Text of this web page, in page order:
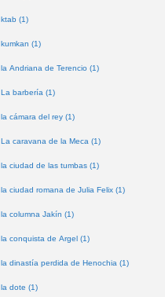
ktab (1)
kumkan (1)
la Andriana de Terencio (1)
La barbería (1)
la cámara del rey (1)
La caravana de la Meca (1)
la ciudad de las tumbas (1)
la ciudad romana de Julia Felix (1)
la columna Jakín (1)
la conquista de Argel (1)
la dinastía perdida de Henochia (1)
la dote (1)